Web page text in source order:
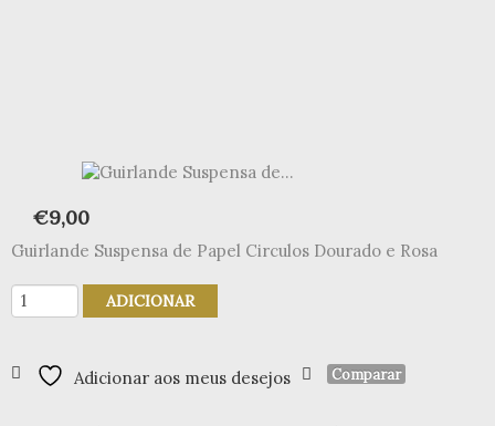
€9,00
Guirlande Suspensa de Papel Circulos Dourado e Rosa
Quantidade
de
de
ADICIONAR
Adicionar aos meus desejos Comparar